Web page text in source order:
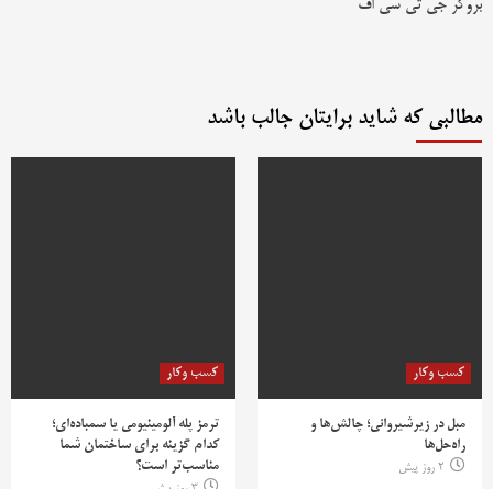
بروکر جی تی سی اف
مطالبی که شاید برایتان جالب باشد
کسب وکار
مبل در زیرشیروانی؛ چالش‌ها و
راه‌حل‌ها
2 روز پیش
کسب وکار
ترمز پله آلومینیومی یا سمباده‌ای؛
کدام گزینه برای ساختمان شما
مناسب‌تر است؟